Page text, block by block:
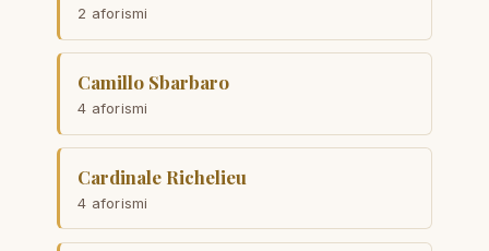
2 aforismi
Camillo Sbarbaro
4 aforismi
Cardinale Richelieu
4 aforismi